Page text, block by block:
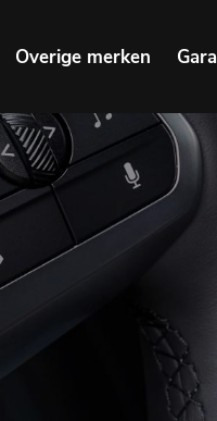
Overige merken